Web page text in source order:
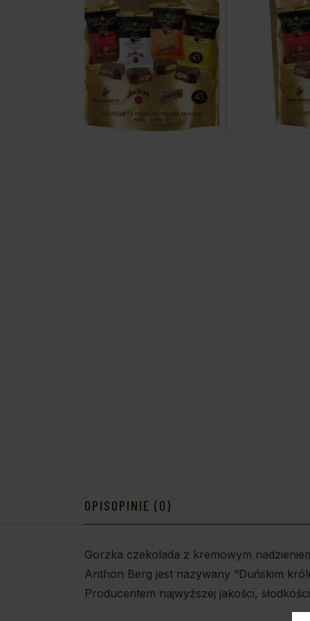
OPISOPINIE (0)
Gorzka czekolada z kremowym
Anthon Berg jest nazywany “Duńskim
Producentem najwyższej jakości,